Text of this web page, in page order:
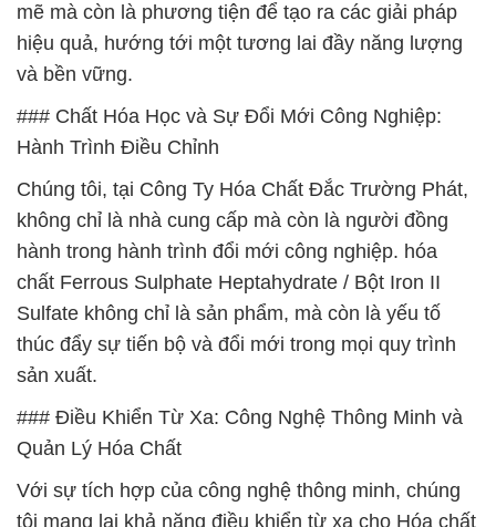
mẽ mà còn là phương tiện để tạo ra các giải pháp
hiệu quả, hướng tới một tương lai đầy năng lượng
và bền vững.
### Chất Hóa Học và Sự Đổi Mới Công Nghiệp:
Hành Trình Điều Chỉnh
Chúng tôi, tại Công Ty Hóa Chất Đắc Trường Phát,
không chỉ là nhà cung cấp mà còn là người đồng
hành trong hành trình đổi mới công nghiệp. hóa
chất Ferrous Sulphate Heptahydrate / Bột Iron II
Sulfate không chỉ là sản phẩm, mà còn là yếu tố
thúc đẩy sự tiến bộ và đổi mới trong mọi quy trình
sản xuất.
### Điều Khiển Từ Xa: Công Nghệ Thông Minh và
Quản Lý Hóa Chất
Với sự tích hợp của công nghệ thông minh, chúng
tôi mang lại khả năng điều khiển từ xa cho Hóa chất